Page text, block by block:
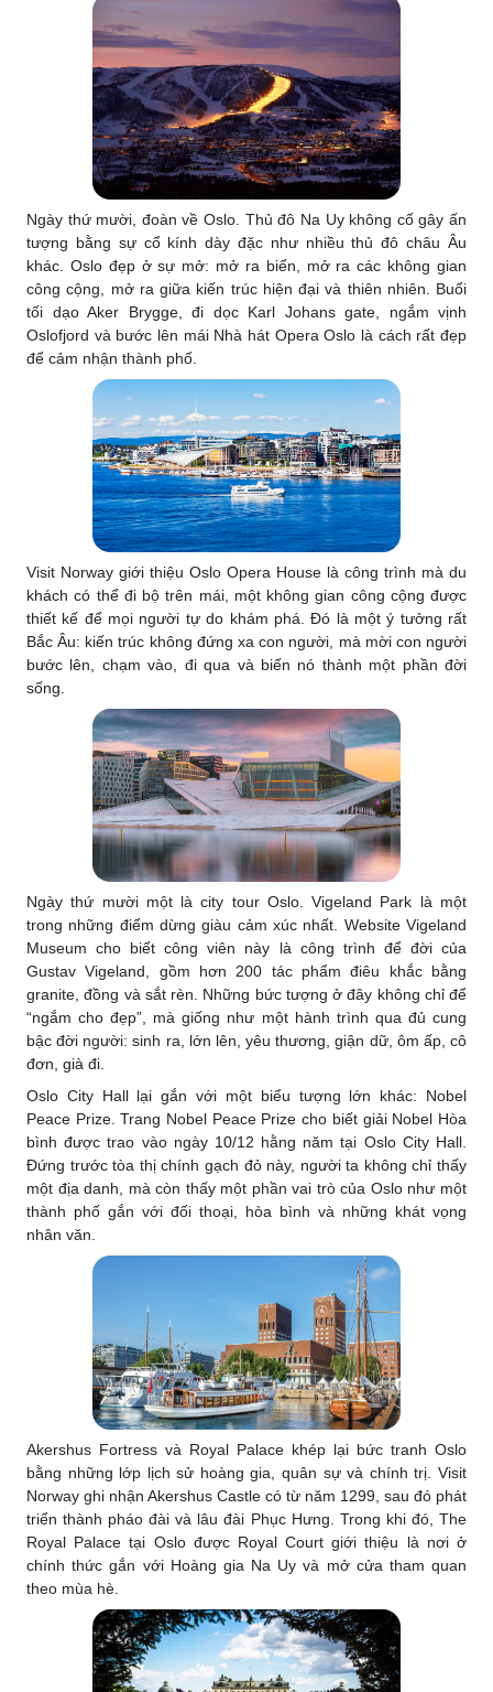
Ngày thứ mười, đoàn về Oslo. Thủ đô Na Uy không cố gây ấn
tượng bằng sự cổ kính dày đặc như nhiều thủ đô châu Âu
khác. Oslo đẹp ở sự mở: mở ra biển, mở ra các không gian
công cộng, mở ra giữa kiến trúc hiện đại và thiên nhiên. Buổi
tối dạo Aker Brygge, đi dọc Karl Johans gate, ngắm vịnh
Oslofjord và bước lên mái Nhà hát Opera Oslo là cách rất đẹp
để cảm nhận thành phố.
Visit Norway giới thiệu Oslo Opera House là công trình mà du
khách có thể đi bộ trên mái, một không gian công cộng được
thiết kế để mọi người tự do khám phá. Đó là một ý tưởng rất
Bắc Âu: kiến trúc không đứng xa con người, mà mời con người
bước lên, chạm vào, đi qua và biến nó thành một phần đời
sống.
Ngày thứ mười một là city tour Oslo. Vigeland Park là một
trong những điểm dừng giàu cảm xúc nhất. Website Vigeland
Museum cho biết công viên này là công trình để đời của
Gustav Vigeland, gồm hơn 200 tác phẩm điêu khắc bằng
granite, đồng và sắt rèn. Những bức tượng ở đây không chỉ để
“ngắm cho đẹp”, mà giống như một hành trình qua đủ cung
bậc đời người: sinh ra, lớn lên, yêu thương, giận dữ, ôm ấp, cô
đơn, già đi.
Oslo City Hall lại gắn với một biểu tượng lớn khác: Nobel
Peace Prize. Trang Nobel Peace Prize cho biết giải Nobel Hòa
bình được trao vào ngày 10/12 hằng năm tại Oslo City Hall.
Đứng trước tòa thị chính gạch đỏ này, người ta không chỉ thấy
một địa danh, mà còn thấy một phần vai trò của Oslo như một
thành phố gắn với đối thoại, hòa bình và những khát vọng
nhân văn.
Akershus Fortress và Royal Palace khép lại bức tranh Oslo
bằng những lớp lịch sử hoàng gia, quân sự và chính trị. Visit
Norway ghi nhận Akershus Castle có từ năm 1299, sau đó phát
triển thành pháo đài và lâu đài Phục Hưng. Trong khi đó, The
Royal Palace tại Oslo được Royal Court giới thiệu là nơi ở
chính thức gắn với Hoàng gia Na Uy và mở cửa tham quan
theo mùa hè.